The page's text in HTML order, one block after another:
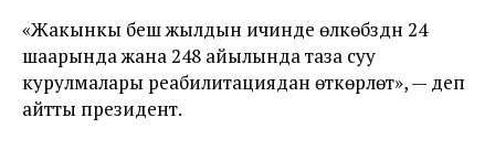
«Жакынкы беш жылдын ичинде өлкөбүздүн 24
шаарында жана 248 айылында таза суу
курулмалары реабилитациядан өткөрүлөт», — деп
айтты президент.